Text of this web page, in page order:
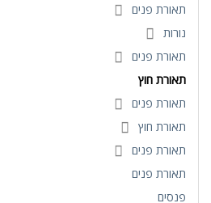
תאורת פנים
נורות
תאורת פנים
תאורת חוץ
תאורת פנים
תאורת חוץ
תאורת פנים
תאורת פנים
פנסים